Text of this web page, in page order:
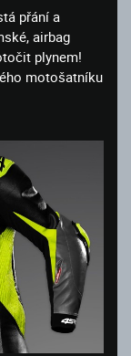
přání a
airbag
plynem!
motošatníku